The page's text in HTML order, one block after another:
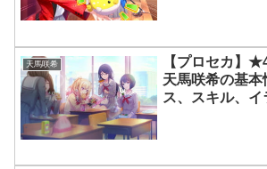
天馬咲希
【プロセカ】
天馬咲希の基本
ス、スキル、